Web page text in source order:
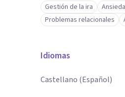
Gestión de la ira
Problemas relacionales
Idiomas
Castellano (Español)